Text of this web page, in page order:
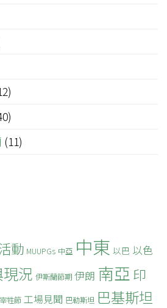
(11)
動 MUUPGs 中亞 中東 以巴 以色
況 伊斯蘭節期 伊朗 南亞印
宰牲節 工場見聞 巴勒斯坦 巴基斯坦